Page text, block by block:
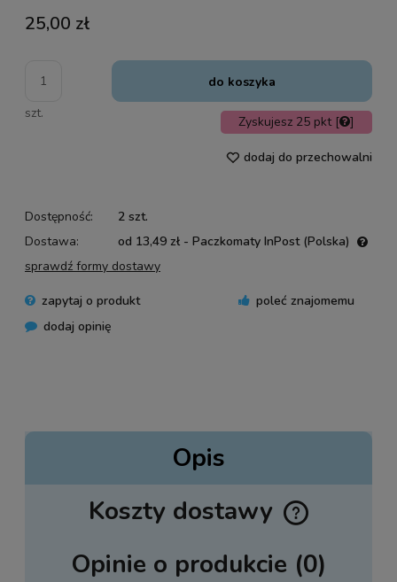
25,00 zł
szt.
do koszyka
Zyskujesz 25 pkt [ ]
dodaj do przechowalni
Dostępność:
2 szt.
Dostawa:
od 13,49 zł - Paczkomaty InPost (Polska)
sprawdź formy dostawy
zapytaj o produkt
poleć znajomemu
dodaj opinię
Opis
Koszty dostawy
Cena nie zawiera ewentualnych kosztów płatności
Opinie o produkcie (0)